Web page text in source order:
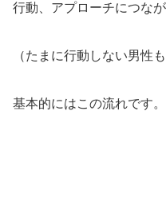
行動、アプローチにつな
（たまに行動しない男性
基本的にはこの流れです。